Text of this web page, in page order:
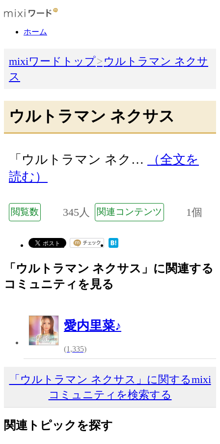
ホーム
mixiワードトップ
ウルトラマン ネクサ
ス
ウルトラマン ネクサス
「ウルトラマン ネク…
（全文を
読む）
閲覧数 345人 関連コンテンツ 1個
「ウルトラマン ネクサス」に関連する
コミュニティを見る
愛内里菜♪
(1,335)
「ウルトラマン ネクサス」に関するmixi
コミュニティを検索する
関連トピックを探す